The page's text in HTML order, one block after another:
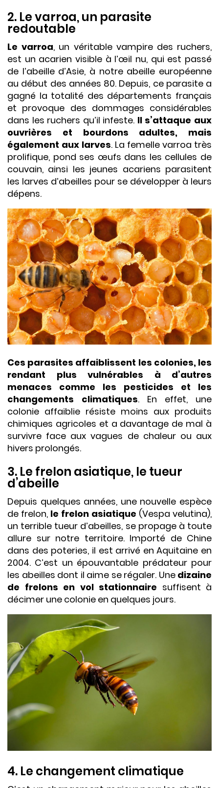
2. Le varroa, un parasite
redoutable
Le varroa, un véritable vampire des ruchers,
est un acarien visible à l’œil nu, qui est passé
de l’abeille d’Asie, à notre abeille européenne
au début des années 80. Depuis, ce parasite a
gagné la totalité des départements français
et provoque des dommages considérables
dans les ruchers qu’il infeste. Il s’attaque aux
ouvrières et bourdons adultes, mais
également aux larves. La femelle varroa très
prolifique, pond ses œufs dans les cellules de
couvain, ainsi les jeunes acariens parasitent
les larves d’abeilles pour se développer à leurs
dépens.
Ces parasites affaiblissent les colonies, les
rendant plus vulnérables à d’autres
menaces comme les pesticides et les
changements climatiques. En effet, une
colonie affaiblie résiste moins aux produits
chimiques agricoles et a davantage de mal à
survivre face aux vagues de chaleur ou aux
hivers prolongés.
3. Le frelon asiatique, le tueur
d’abeille
Depuis quelques années, une nouvelle espèce
de frelon, le frelon asiatique (Vespa velutina),
un terrible tueur d’abeilles, se propage à toute
allure sur notre territoire. Importé de Chine
dans des poteries, il est arrivé en Aquitaine en
2004. C’est un épouvantable prédateur pour
les abeilles dont il aime se régaler. Une dizaine
de frelons en vol stationnaire suffisent à
décimer une colonie en quelques jours.
4. Le changement climatique